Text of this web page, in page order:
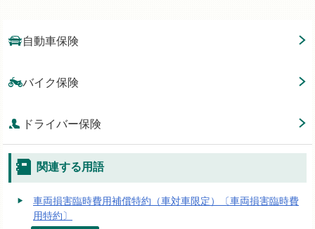
自動車保険
バイク保険
ドライバー保険
関連する用語
車両損害臨時費用補償特約（車対車限定）〔車両損害臨時費
用特約〕